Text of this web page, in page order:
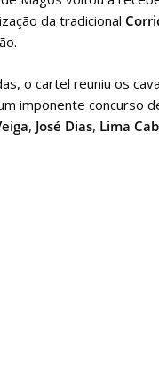
da tradicional
o cartel reuniu os
imponente concurso
, José Dias, Lima